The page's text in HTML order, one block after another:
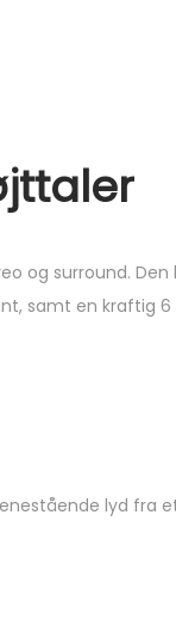
og surround. Den
samt en kraftig 6
lyd fra